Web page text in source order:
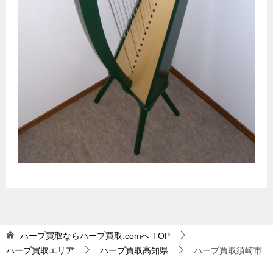
ハープ買取ならハープ買取.comへ TOP
ハープ買取エリア
ハープ買取高知県 ハープ買取須崎市